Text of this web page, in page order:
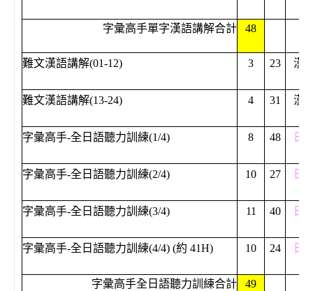
字彙高手單字漢語講解合計 48
難文漢語講解(01-12) 3 23 漢
難文漢語講解(13-24) 4 31 漢
字彙高手-全日語聽力訓練(1/4) 8 48 日
字彙高手-全日語聽力訓練(2/4) 10 27 日
字彙高手-全日語聽力訓練(3/4) 11 40 日
字彙高手-全日語聽力訓練(4/4) (約 41H) 10 24 日
字彙高手全日語聽力訓練合計 49